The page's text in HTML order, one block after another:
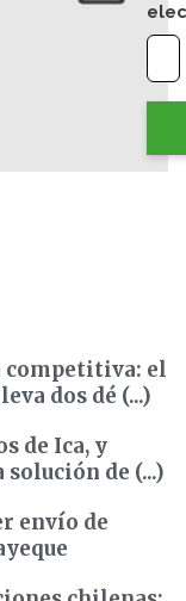
competitiva: el
dos dé (...)
de Ica, y
de (...)
envío de